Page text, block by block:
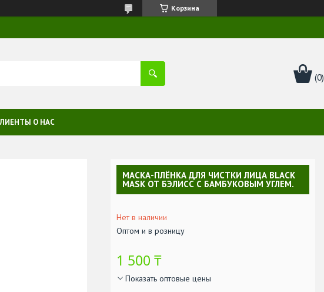
Корзина
О НАС
МАСКА-ПЛЁНКА ДЛЯ ЧИСТКИ ЛИЦА BLACK
MASK ОТ БЭЛИСС С БАМБУКОВЫМ УГЛЕМ.
Нет в наличии
Оптом и в розницу
1 500 ₸
Показать оптовые цены